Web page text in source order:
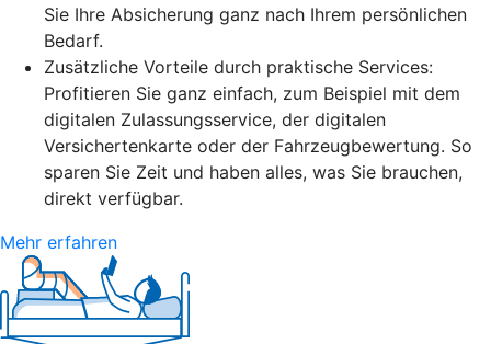
Sie Ihre Absicherung ganz nach Ihrem persönlichen
Bedarf.
Zusätzliche Vorteile durch praktische Services:
Profitieren Sie ganz einfach, zum Beispiel mit dem
digitalen Zulassungsservice, der digitalen
Versichertenkarte oder der Fahrzeugbewertung. So
sparen Sie Zeit und haben alles, was Sie brauchen,
direkt verfügbar.
Mehr erfahren